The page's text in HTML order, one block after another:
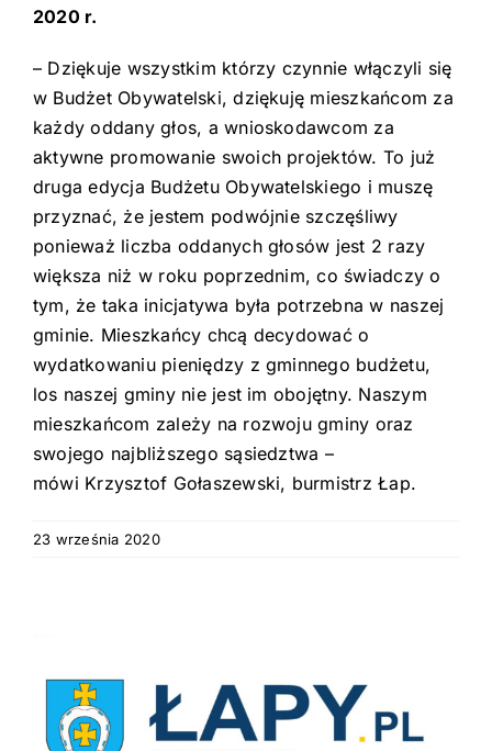
2020 r.
– Dziękuje wszystkim którzy czynnie włączyli się
w Budżet Obywatelski, dziękuję mieszkańcom za
każdy oddany głos, a wnioskodawcom za
aktywne promowanie swoich projektów. To już
druga edycja Budżetu Obywatelskiego i muszę
przyznać, że jestem podwójnie szczęśliwy
ponieważ liczba oddanych głosów jest 2 razy
większa niż w roku poprzednim, co świadczy o
tym, że taka inicjatywa była potrzebna w naszej
gminie. Mieszkańcy chcą decydować o
wydatkowaniu pieniędzy z gminnego budżetu,
los naszej gminy nie jest im obojętny. Naszym
mieszkańcom zależy na rozwoju gminy oraz
swojego najbliższego sąsiedztwa –
mówi Krzysztof Gołaszewski, burmistrz Łap.
23 września 2020